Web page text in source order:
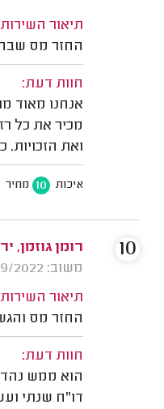
תיאור
החזר מס
חוות דעת:
אנחנו מאוד
מכיר את כל
ואת
איכות 10 מחיר
רומן גוזמן,
משוב: 12/09/2022
תיאור
החזר מס
חוות דעת:
הוא ממש
דו"ח שנתי
10